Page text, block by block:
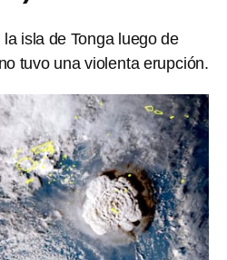
isla de Tonga luego de
tuvo una violenta erupción.